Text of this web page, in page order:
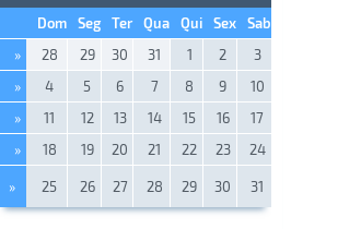
Dom Seg Ter Qua Qui Sex
Sab
»
28 29 30 31 1 2
3
»
4 5 6 7 8 9
10
»
11 12 13 14 15 16
17
»
18 19 20 21 22 23 24
» 25 26 27 28 29 30 31